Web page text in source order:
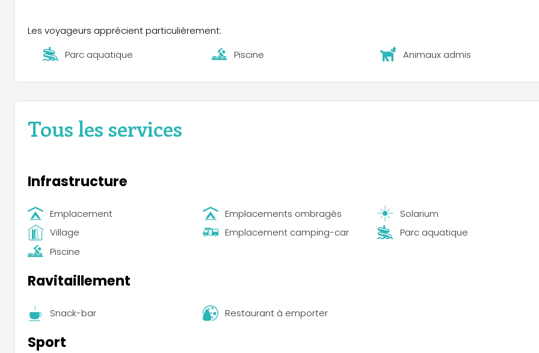
d’aventure comme Acro'Bath, du géocaching, des visites au Touroparc Zoo, et des descentes en canoë sur la
Les voyageurs apprécient particulièrement:
Parc aquatique
Piscine Animaux admis
Tous les services
Infrastructure
Emplacement Emplacements ombragés
Solarium
Village
Emplacement camping-car
Parc aquatique
Piscine
Ravitaillement
Snack-bar Restaurant à emporter
Sport